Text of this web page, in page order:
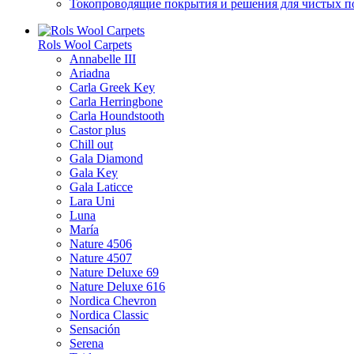
Токопроводящие покрытия и решения для чистых
Rols Wool Carpets
Annabelle III
Ariadna
Carla Greek Key
Carla Herringbone
Carla Houndstooth
Castor plus
Chill out
Gala Diamond
Gala Key
Gala Laticce
Lara Uni
Luna
María
Nature 4506
Nature 4507
Nature Deluxe 69
Nature Deluxe 616
Nordica Chevron
Nordica Classic
Sensación
Serena